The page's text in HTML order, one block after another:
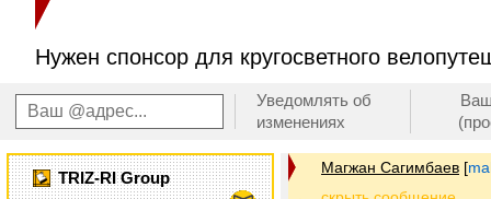
Нужен спонсор для кругосветного
Уведомлять об
изменениях
TRIZ-RI Group
Магжан Сагимбаев [